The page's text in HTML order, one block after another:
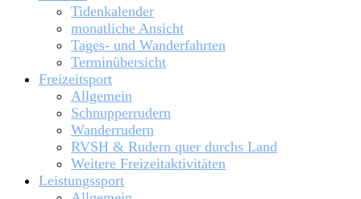
Tidenkalender
monatliche Ansicht
Tages- und Wanderfahrten
Terminübersicht
Freizeitsport
Allgemein
Schnupperrudern
Wanderrudern
RVSH & Rudern quer durchs Land
Weitere Freizeitaktivitäten
Leistungssport